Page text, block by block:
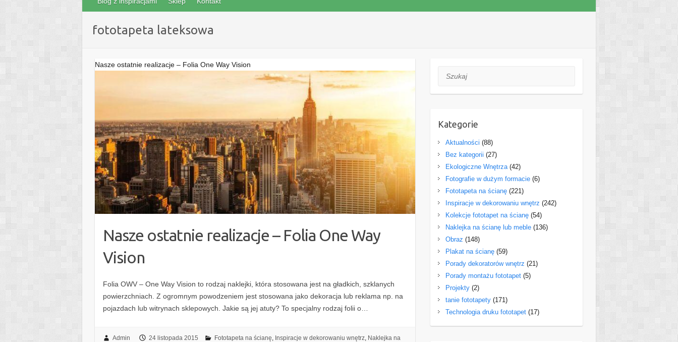
fototapeta lateksowa
Nasze ostatnie realizacje – Folia One Way Vision
Nasze ostatnie realizacje – Folia One Way
Vision
Folia OWV – One Way Vision to rodzaj naklejki, która stosowana jest na gładkich, szklanych
powierzchniach. Z ogromnym powodzeniem jest stosowana jako dekoracja lub reklama np. na
pojazdach lub witrynach sklepowych. Jakie są jej atuty? To specjalny rodzaj folii o…
Admin 24 listopada 2015 Fototapeta na ścianę, Inspiracje w dekorowaniu wnętrz, Naklejka na
Szukaj
Kategorie
Aktualności (88)
Bez kategorii (27)
Ekologiczne Wnętrza(42)
Fotografie w dużym formacie(6)
Fototapeta na ścianę(221)
Inspiracje w dekorowaniu wnętrz (242)
Kolekcje fototapet na ścianę(54)
Naklejka na ścianę lub meble(136)
Obraz (148)
Plakat na ścianę(59)
Porady dekoratorów wnętrz (21)
Porady montażu fototapet(5)
Projekty(2)
tanie fototapety(171)
Technologia druku fototapet(17)